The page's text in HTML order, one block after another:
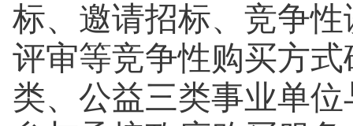
标、邀请招标、竞争
评审等竞争性购买方
类、公益三类事业单